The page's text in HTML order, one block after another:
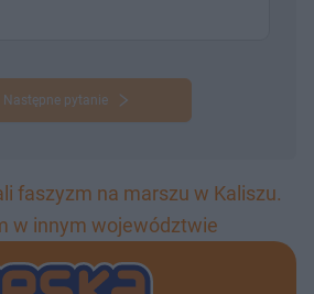
Następne pytanie
faszyzm na marszu w Kaliszu.
w innym województwie